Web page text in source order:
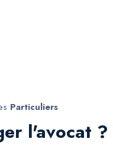
Particuliers
l'avocat ?